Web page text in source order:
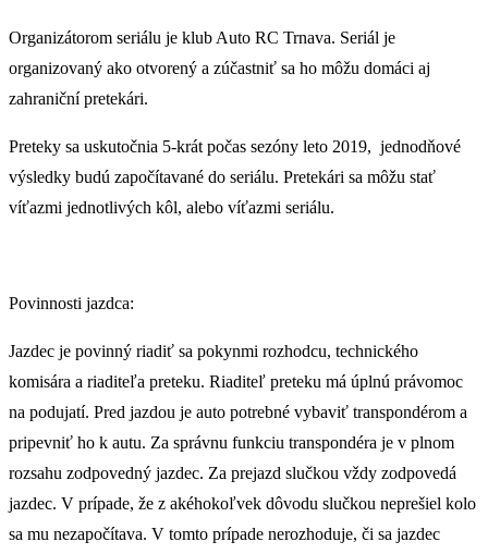
Organizátorom seriálu je klub Auto RC Trnava. Seriál je
organizovaný ako otvorený a zúčastniť sa ho môžu domáci aj
zahraniční pretekári.
Preteky sa uskutočnia 5-krát počas sezóny leto 2019, jednodňové
výsledky budú započítavané do seriálu. Pretekári sa môžu stať
víťazmi jednotlivých kôl, alebo víťazmi seriálu.
Povinnosti jazdca:
Jazdec je povinný riadiť sa pokynmi rozhodcu, technického
komisára a riaditeľa preteku. Riaditeľ preteku má úplnú právomoc
na podujatí. Pred jazdou je auto potrebné vybaviť transpondérom a
pripevniť ho k autu. Za správnu funkciu transpondéra je v plnom
rozsahu zodpovedný jazdec. Za prejazd slučkou vždy zodpovedá
jazdec. V prípade, že z akéhokoľvek dôvodu slučkou neprešiel kolo
sa mu nezapočítava. V tomto prípade nerozhoduje, či sa jazdec